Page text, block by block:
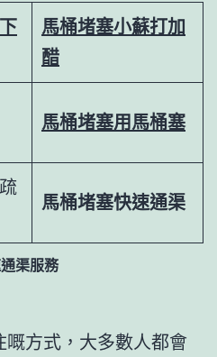
馬桶堵塞小蘇打加
醋
馬桶堵塞用馬桶塞
馬桶堵塞快速通渠
渠服務
方式，大多數人都會